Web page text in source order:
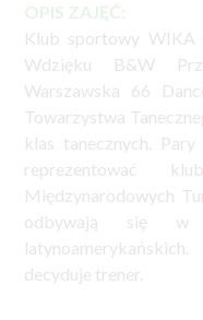
OPIS ZAJĘĆ:
Klub sportowy WIKA
Wdzięku B&W
Warszawska 66
Towarzystwa
klas tanecznych.
reprezentować
Międzynarodowych
odbywają się w
decyduje trener.